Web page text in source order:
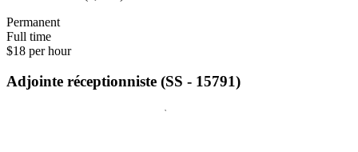
Permanent
Full time
$18 per hour
Adjointe réceptionniste (SS - 15791)